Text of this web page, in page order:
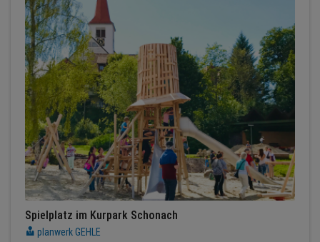
Spielplatz im Kurpark Schonach
planwerk GEHLE